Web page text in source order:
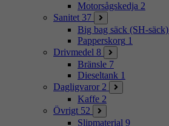
Motorsågskedja 2
Sanitet 37
Big bag säck (SH-säck)
Papperskorg 1
Drivmedel 8
Bränsle 7
Dieseltank 1
Dagligvaror 2
Kaffe 2
Övrigt 52
Slipmaterial 9